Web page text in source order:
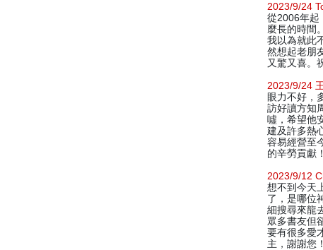
2023/9/24
從2006年起
麼長的時間
我以為就此
然想起老朋
又驚又喜。
2023/9/24
眼力不好，
訪好讀方知
噓，希望他
建及許多熱
容易經營至
的辛勞貢獻！
2023/9/12
想不到今天
了，是哪位
細搜尋來龍
眾多書友但
要有很多愛
主，謝謝您